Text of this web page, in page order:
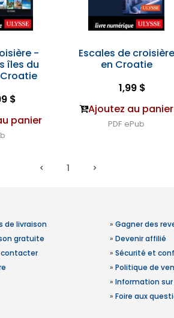
-
îles du
$
panier
Escales de croisière
en Croatie
1,99 $
Ajoutez au panier
PDF ePub
1
de livraison
gratuite
contacter
» Gagner des
» Devenir affilié
» Sécurité et
» Politique de
» Information
» Foire aux